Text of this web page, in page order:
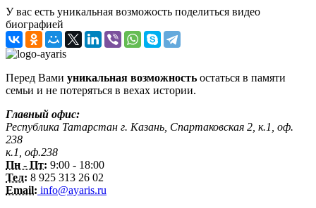
У вас есть уникальная возможость поделиться видео
биографией
Перед Вами уникальная возможность остаться в памяти
семьи и не потеряться в вехах истории.
Главный офис:
Республика Татарстан г. Казань, Спартаковская 2, к.1, оф.
238
к.1, оф.238
Пн - Пт: 9:00 - 18:00
Тел: 8 925 313 26 02
Email: info@ayaris.ru